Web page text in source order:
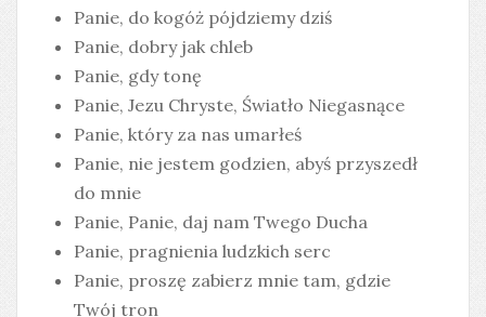
Panie, do kogóż pójdziemy dziś
Panie, dobry jak chleb
Panie, gdy tonę
Panie, Jezu Chryste, Światło Niegasnące
Panie, który za nas umarłeś
Panie, nie jestem godzien, abyś przyszedł
do mnie
Panie, Panie, daj nam Twego Ducha
Panie, pragnienia ludzkich serc
Panie, proszę zabierz mnie tam, gdzie
Twój tron